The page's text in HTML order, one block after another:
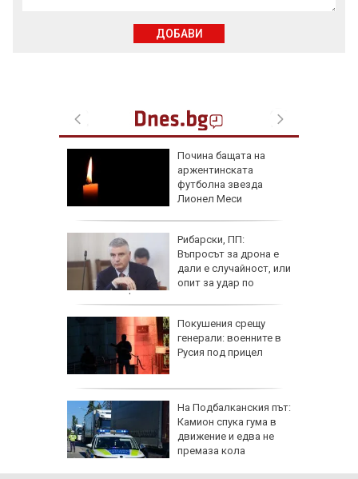
Почина бащата на
аржентинската
футболна звезда
Лионел Меси
Рибарски, ПП:
Въпросът за дрона е
дали е случайност, или
опит за удар по
критична инфраструктура
Покушения срещу
генерали: военните в
Русия под прицел
На Подбалканския път:
Камион спука гума в
движение и едва не
премаза кола
ДОБАВИ